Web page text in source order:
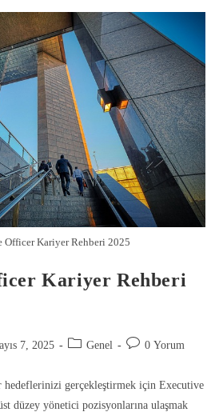
Officer Kariyer Rehberi 2025
Kariyer Rehberi
7, 2025 Genel 0 Yorum
hedeflerinizi gerçekleştirmek için Executive
düzey yönetici pozisyonlarına ulaşmak